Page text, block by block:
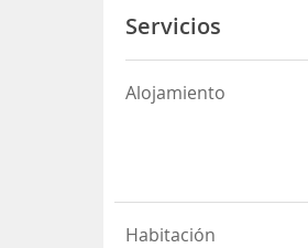
Servicios
Alojamiento
Habitación